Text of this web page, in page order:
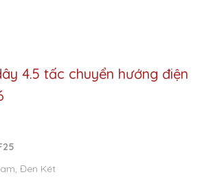
4.5 tấc chuyển hướng điện
Đen Két